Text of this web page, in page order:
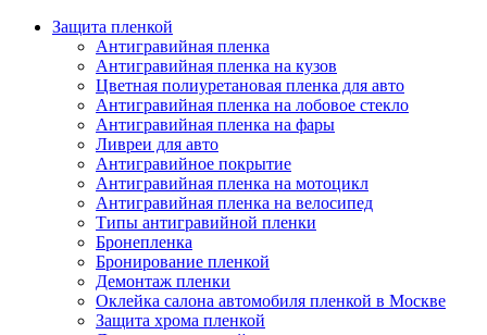
Защита пленкой
Антигравийная пленка
Антигравийная пленка на кузов
Цветная полиуретановая пленка для авто
Антигравийная пленка на лобовое стекло
Антигравийная пленка на фары
Ливреи для авто
Антигравийное покрытие
Антигравийная пленка на мотоцикл
Антигравийная пленка на велосипед
Типы антигравийной пленки
Бронепленка
Бронирование пленкой
Демонтаж пленки
Оклейка салона автомобиля пленкой в Москве
Защита хрома пленкой